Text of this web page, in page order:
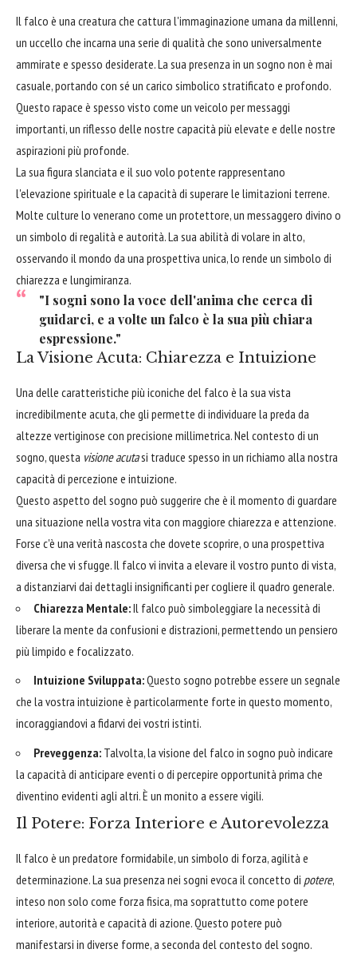
Il falco è una creatura che cattura l'immaginazione umana da millenni,
un uccello che incarna una serie di qualità che sono universalmente
ammirate e spesso desiderate. La sua presenza in un sogno non è mai
casuale, portando con sé un carico simbolico stratificato e profondo.
Questo rapace è spesso visto come un veicolo per messaggi
importanti, un riflesso delle nostre capacità più elevate e delle nostre
aspirazioni più profonde.
La sua figura slanciata e il suo volo potente rappresentano
l'elevazione spirituale e la capacità di superare le limitazioni terrene.
Molte culture lo venerano come un protettore, un messaggero divino o
un simbolo di regalità e autorità. La sua abilità di volare in alto,
osservando il mondo da una prospettiva unica, lo rende un simbolo di
chiarezza e lungimiranza.
"I sogni sono la voce dell'anima che cerca di
guidarci, e a volte un falco è la sua più chiara
espressione."
La Visione Acuta: Chiarezza e Intuizione
Una delle caratteristiche più iconiche del falco è la sua vista
incredibilmente acuta, che gli permette di individuare la preda da
altezze vertiginose con precisione millimetrica. Nel contesto di un
sogno, questa visione acutasi traduce spesso in un richiamo alla nostra
capacità di percezione e intuizione.
Questo aspetto del sogno può suggerire che è il momento di guardare
una situazione nella vostra vita con maggiore chiarezza e attenzione.
Forse c'è una verità nascosta che dovete scoprire, o una prospettiva
diversa che vi sfugge. Il falco vi invita a elevare il vostro punto di vista,
a distanziarvi dai dettagli insignificanti per cogliere il quadro generale.
Chiarezza Mentale:Il falco può simboleggiare la necessità di
liberare la mente da confusioni e distrazioni, permettendo un pensiero
più limpido e focalizzato.
Intuizione Sviluppata:Questo sogno potrebbe essere un segnale
che la vostra intuizione è particolarmente forte in questo momento,
incoraggiandovi a fidarvi dei vostri istinti.
Preveggenza: Talvolta, la visione del falco in sogno può indicare
la capacità di anticipare eventi o di percepire opportunità prima che
diventino evidenti agli altri. È un monito a essere vigili.
Il Potere: Forza Interiore e Autorevolezza
Il falco è un predatore formidabile, un simbolo di forza, agilità e
determinazione. La sua presenza nei sogni evoca il concetto di potere,
inteso non solo come forza fisica, ma soprattutto come potere
interiore, autorità e capacità di azione. Questo potere può
manifestarsi in diverse forme, a seconda del contesto del sogno.